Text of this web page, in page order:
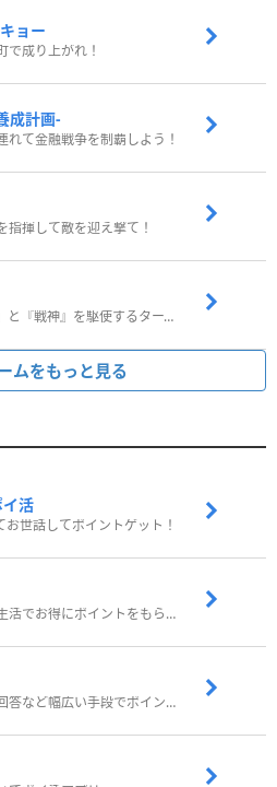
ョー
で成り上がれ！
成計画-
れて金融戦争を制覇しよう！
指揮して敵を迎え撃て！
武器の『アビリティ』と『戦神』を駆使するターン制コマンドバトルRPG！
ムをもっと見る
イ活
お世話してポイントゲット！
歩いてポイ活！日常生活でお得にポイントをもらおう
歩いたりアンケート回答など幅広い手段でポイントをゲット